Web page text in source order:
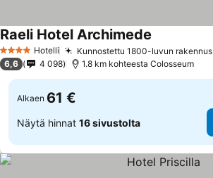
4 Tähtiluokitus
Hotelli Kunnostettu 1800-luvun rakennus
Raeli Hotel Archimede
6,6 4 098 1.8 km kohteesta Colosseum
Alkaen 61 €
Näytä hinnat 16 sivustolta